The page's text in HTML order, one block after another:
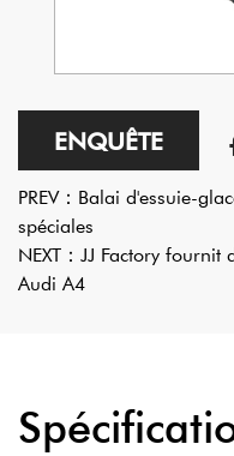
ENQUÊTE
PREV： Balai d'essuie-
spéciales
NEXT： JJ Factory fournit
Audi A4